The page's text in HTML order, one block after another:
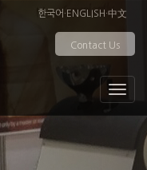
한국어 · ENGLISH ·中文
Contact Us